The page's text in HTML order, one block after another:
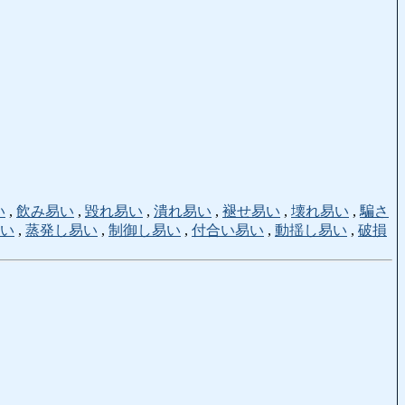
, 飲み易い , 毀れ易い , 潰れ易い , 褪せ易い , 壊れ易い , 騙さ
, 蒸発し易い , 制御し易い , 付合い易い , 動揺し易い , 破損